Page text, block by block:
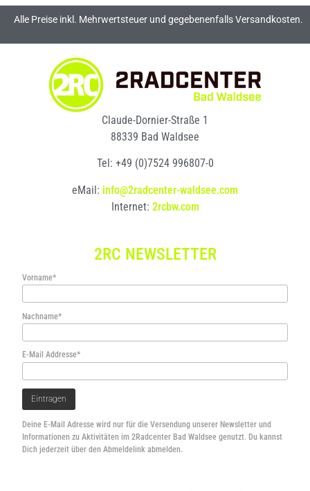
Alle Preise inkl. Mehrwertsteuer und gegebenenfalls Versandkosten.
Claude-Dornier-Straße 1
88339 Bad Waldsee
Tel: +49 (0)7524 996807-0
eMail: info@2radcenter-waldsee.com
Internet: 2rcbw.com
2RC NEWSLETTER
Vorname*
Nachname*
E-Mail Addresse*
Deine E-Mail Adresse wird nur für die Versendung unserer Newsletter und
Informationen zu Aktivitäten im 2Radcenter Bad Waldsee genutzt. Du kannst
Dich jederzeit über den Abmeldelink abmelden.